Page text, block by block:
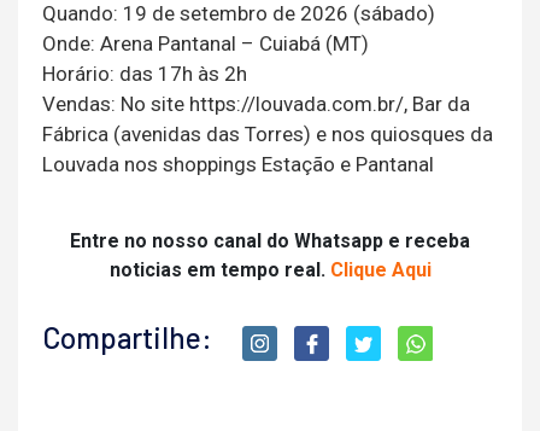
Quando: 19 de setembro de 2026 (sábado)
Onde: Arena Pantanal – Cuiabá (MT)
Horário: das 17h às 2h
Vendas: No site https://louvada.com.br/, Bar da
Fábrica (avenidas das Torres) e nos quiosques da
Louvada nos shoppings Estação e Pantanal
Entre no nosso canal do Whatsapp e receba
noticias em tempo real. Clique Aqui
Compartilhe: